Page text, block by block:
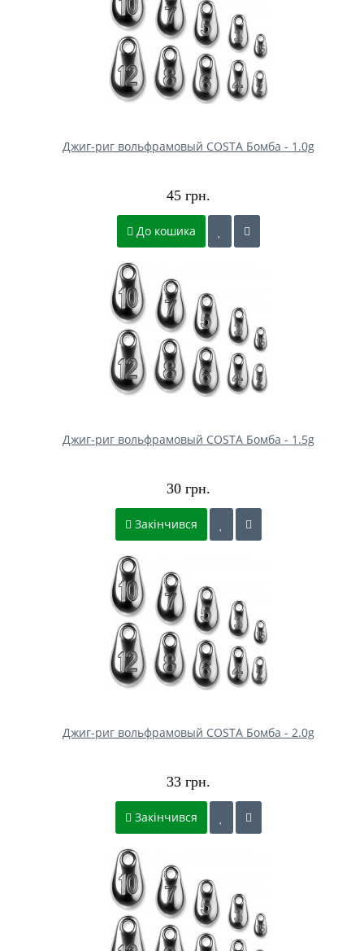
Джиг-риг вольфрамовый COSTA Бомба - 1.0g
45 грн.
До кошика
Джиг-риг вольфрамовый COSTA Бомба - 1.5g
30 грн.
Закінчився
Джиг-риг вольфрамовый COSTA Бомба - 2.0g
33 грн.
Закінчився